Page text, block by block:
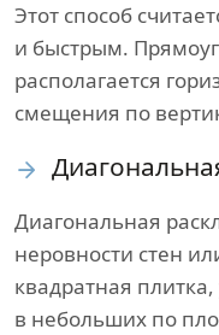
Этот способ
и быстрым.
располагается
смещения по
Диагональная
неровности стен
квадратная
в небольших по